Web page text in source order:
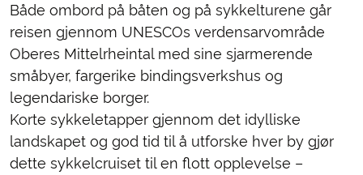
Både ombord på båten og på sykkelturene går
reisen gjennom UNESCOs verdensarvområde
Oberes Mittelrheintal med sine sjarmerende
småbyer, fargerike bindingsverkshus og
legendariske borger.
Korte sykkeletapper gjennom det idylliske
landskapet og god tid til å utforske hver by gjør
dette sykkelcruiset til en flott opplevelse –